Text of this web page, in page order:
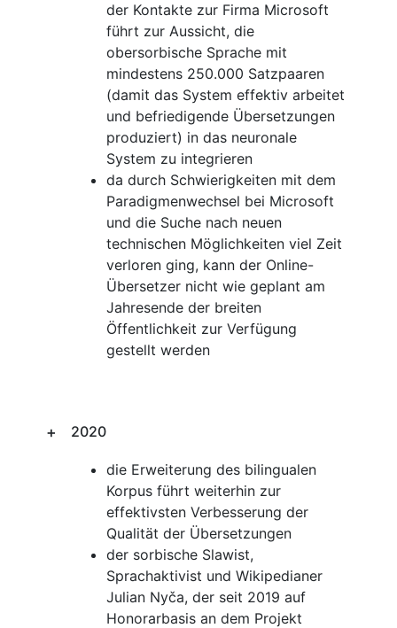
der Kontakte zur Firma Microsoft
führt zur Aussicht, die
obersorbische Sprache mit
mindestens 250.000 Satzpaaren
(damit das System effektiv arbeitet
und befriedigende Übersetzungen
produziert) in das neuronale
System zu integrieren
da durch Schwierigkeiten mit dem
Paradigmenwechsel bei Microsoft
und die Suche nach neuen
technischen Möglichkeiten viel Zeit
verloren ging, kann der Online-
Übersetzer nicht wie geplant am
Jahresende der breiten
Öffentlichkeit zur Verfügung
gestellt werden
2020
die Erweiterung des bilingualen
Korpus führt weiterhin zur
effektivsten Verbesserung der
Qualität der Übersetzungen
der sorbische Slawist,
Sprachaktivist und Wikipedianer
Julian Nyča, der seit 2019 auf
Honorarbasis an dem Projekt